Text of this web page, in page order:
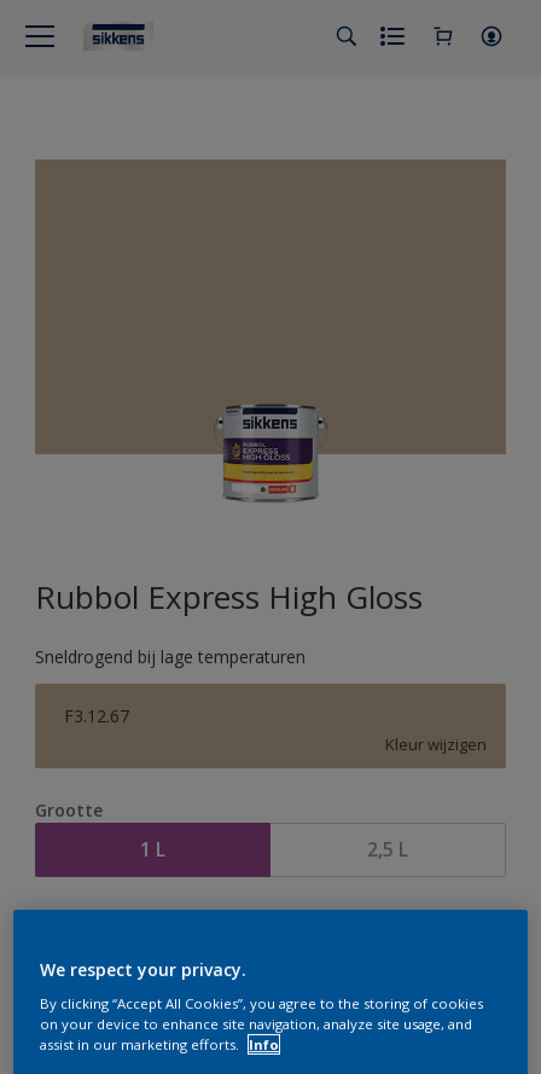
Rubbol Express High Gloss
Sneldrogend bij lage temperaturen
F3.12.67
Kleur wijzigen
Grootte
1 L 2,5 L
Op dit moment is het niet mogelijk dit product online
We respect your privacy.
By clicking “Accept All Cookies”, you agree to the storing of cookies
on your device to enhance site navigation, analyze site usage, and
assist in our marketing efforts.
Info